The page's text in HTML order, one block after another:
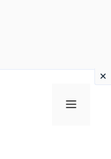
Menu